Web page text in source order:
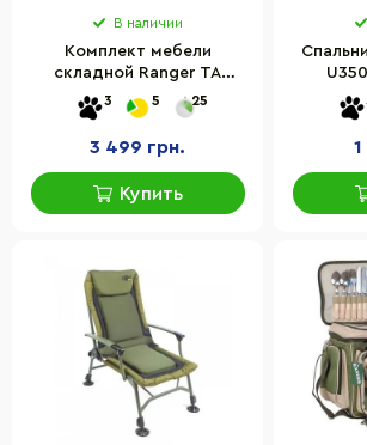
В наличии
Комплект мебели
складной Ranger TA
21407+FS21124 металлик
RA 1102
3 5 25
3 499 грн.
Купить
L,